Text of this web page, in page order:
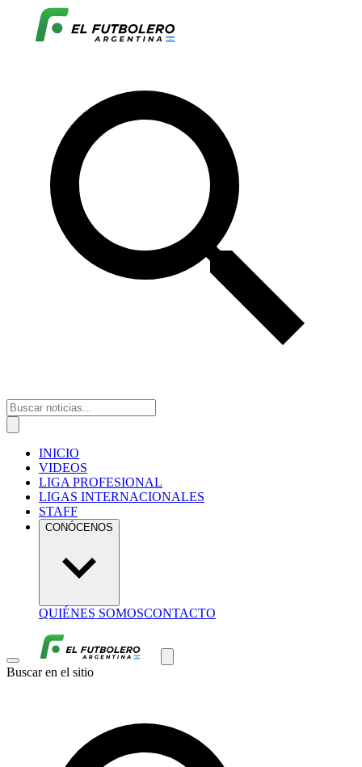
INICIO
VIDEOS
LIGA PROFESIONAL
LIGAS INTERNACIONALES
STAFF
CONÓCENOS
QUIÉNES SOMOSCONTACTO
Buscar en el sitio